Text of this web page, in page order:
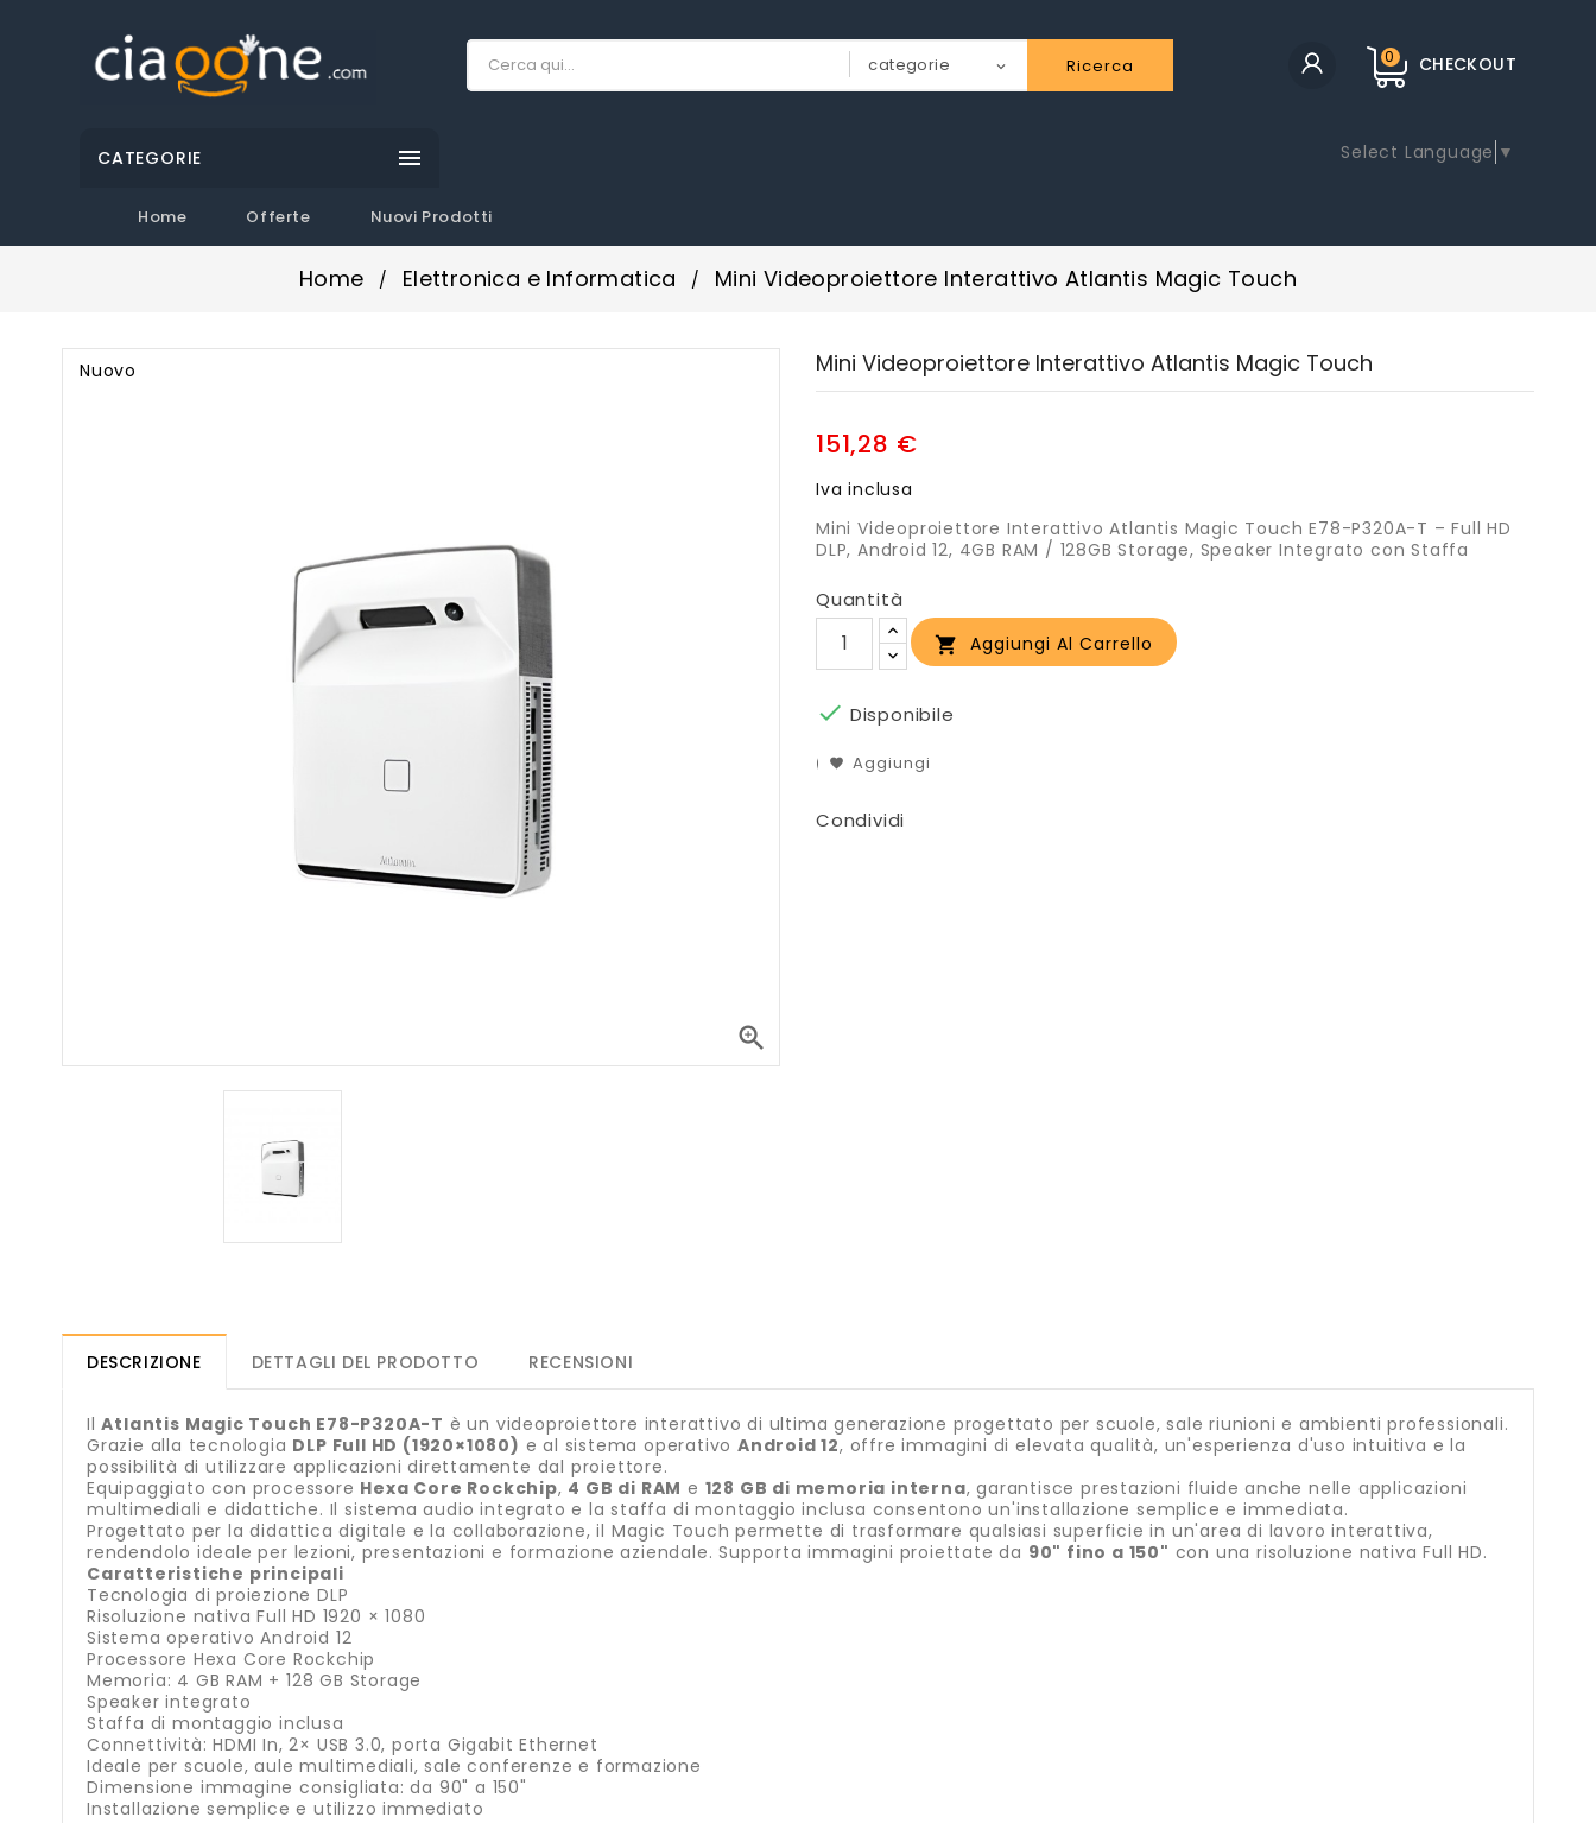
CHECKOUT
0
Ricerca
CATEGORIE 
Home Offerte Nuovi Prodotti
Select Language ▼
Home Elettronica e Informatica Mini Videoproiettore Interattivo Atlantis Magic Touch
Nuovo

Mini Videoproiettore Interattivo Atlantis Magic Touch
151,28 €
Iva inclusa
Mini Videoproiettore Interattivo Atlantis Magic Touch E78-P320A-T – Full HD
DLP, Android 12, 4GB RAM / 128GB Storage, Speaker Integrato con Staffa
Quantità
 Aggiungi Al Carrello
 Disponibile
Aggiungi
Condividi
DESCRIZIONE DETTAGLI DEL PRODOTTO RECENSIONI
IlAtlantis Magic Touch E78-P320A-T è un videoproiettore interattivo di ultima generazione progettato per scuole, sale riunioni e ambienti professionali.
Grazie alla tecnologia DLP Full HD (1920×1080) e al sistema operativoAndroid 12, offre immagini di elevata qualità, un'esperienza d'uso intuitiva e la
possibilità di utilizzare applicazioni direttamente dal proiettore.
Equipaggiato con processore Hexa Core Rockchip, 4 GB di RAM e 128 GB di memoria interna, garantisce prestazioni fluide anche nelle applicazioni
multimediali e didattiche. Il sistema audio integrato e la staffa di montaggio inclusa consentono un'installazione semplice e immediata.
Progettato per la didattica digitale e la collaborazione, il Magic Touch permette di trasformare qualsiasi superficie in un'area di lavoro interattiva,
rendendolo ideale per lezioni, presentazioni e formazione aziendale. Supporta immagini proiettate da 90" fino a 150" con una risoluzione nativa Full HD.
Caratteristiche principali
Tecnologia di proiezione DLP
Risoluzione nativa Full HD 1920 × 1080
Sistema operativo Android 12
Processore Hexa Core Rockchip
Memoria: 4 GB RAM + 128 GB Storage
Speaker integrato
Staffa di montaggio inclusa
Connettività: HDMI In, 2× USB 3.0, porta Gigabit Ethernet
Ideale per scuole, aule multimediali, sale conferenze e formazione
Dimensione immagine consigliata: da 90" a 150"
Installazione semplice e utilizzo immediato